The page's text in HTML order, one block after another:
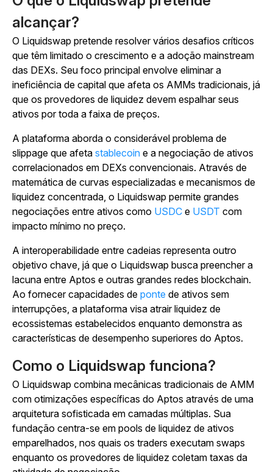
alcançar?
O Liquidswap pretende resolver vários desafios críticos
que têm limitado o crescimento e a adoção mainstream
das DEXs. Seu foco principal envolve eliminar a
ineficiência de capital que afeta os AMMs tradicionais, já
que os provedores de liquidez devem espalhar seus
ativos por toda a faixa de preços.
A plataforma aborda o considerável problema de
slippage que afeta stablecoin e a negociação de ativos
correlacionados em DEXs convencionais. Através de
matemática de curvas especializadas e mecanismos de
liquidez concentrada, o Liquidswap permite grandes
negociações entre ativos como USDC e USDT com
impacto mínimo no preço.
A interoperabilidade entre cadeias representa outro
objetivo chave, já que o Liquidswap busca preencher a
lacuna entre Aptos e outras grandes redes blockchain.
Ao fornecer capacidades de ponte de ativos sem
interrupções, a plataforma visa atrair liquidez de
ecossistemas estabelecidos enquanto demonstra as
características de desempenho superiores do Aptos.
Como o Liquidswap funciona?
O Liquidswap combina mecânicas tradicionais de AMM
com otimizações específicas do Aptos através de uma
arquitetura sofisticada em camadas múltiplas. Sua
fundação centra-se em pools de liquidez de ativos
emparelhados, nos quais os traders executam swaps
enquanto os provedores de liquidez coletam taxas da